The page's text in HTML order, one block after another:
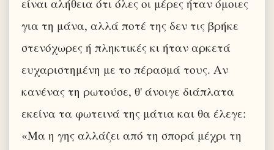
είναι αλήθεια ότι όλες οι μέρες ήταν όμοιες
για τη μάνα, αλλά ποτέ της δεν τις βρήκε
στενόχωρες ή πληκτικές κι ήταν αρκετά
ευχαριστημένη με το πέρασμά τους. Αν
κανένας τη ρωτούσε, θ' άνοιγε διάπλατα
εκείνα τα φωτεινά της μάτια και θα έλεγε:
«Μα η γης αλλάζει από τη σπορά μέχρι τη